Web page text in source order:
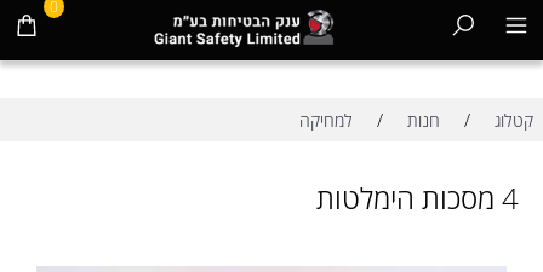
0
קטלוג / חנות / למחיקה
4 מסכות הימלטות